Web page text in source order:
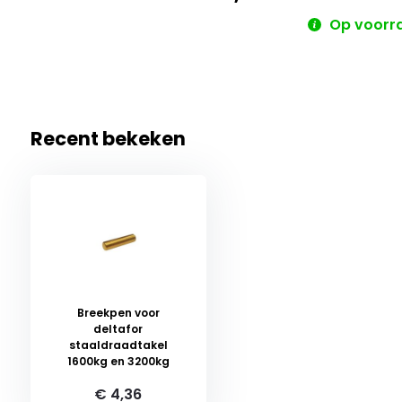
Op
Recent bekeken
Breekpen voor
deltafor
staaldraadtakel
1600kg en 3200kg
€ 4,36